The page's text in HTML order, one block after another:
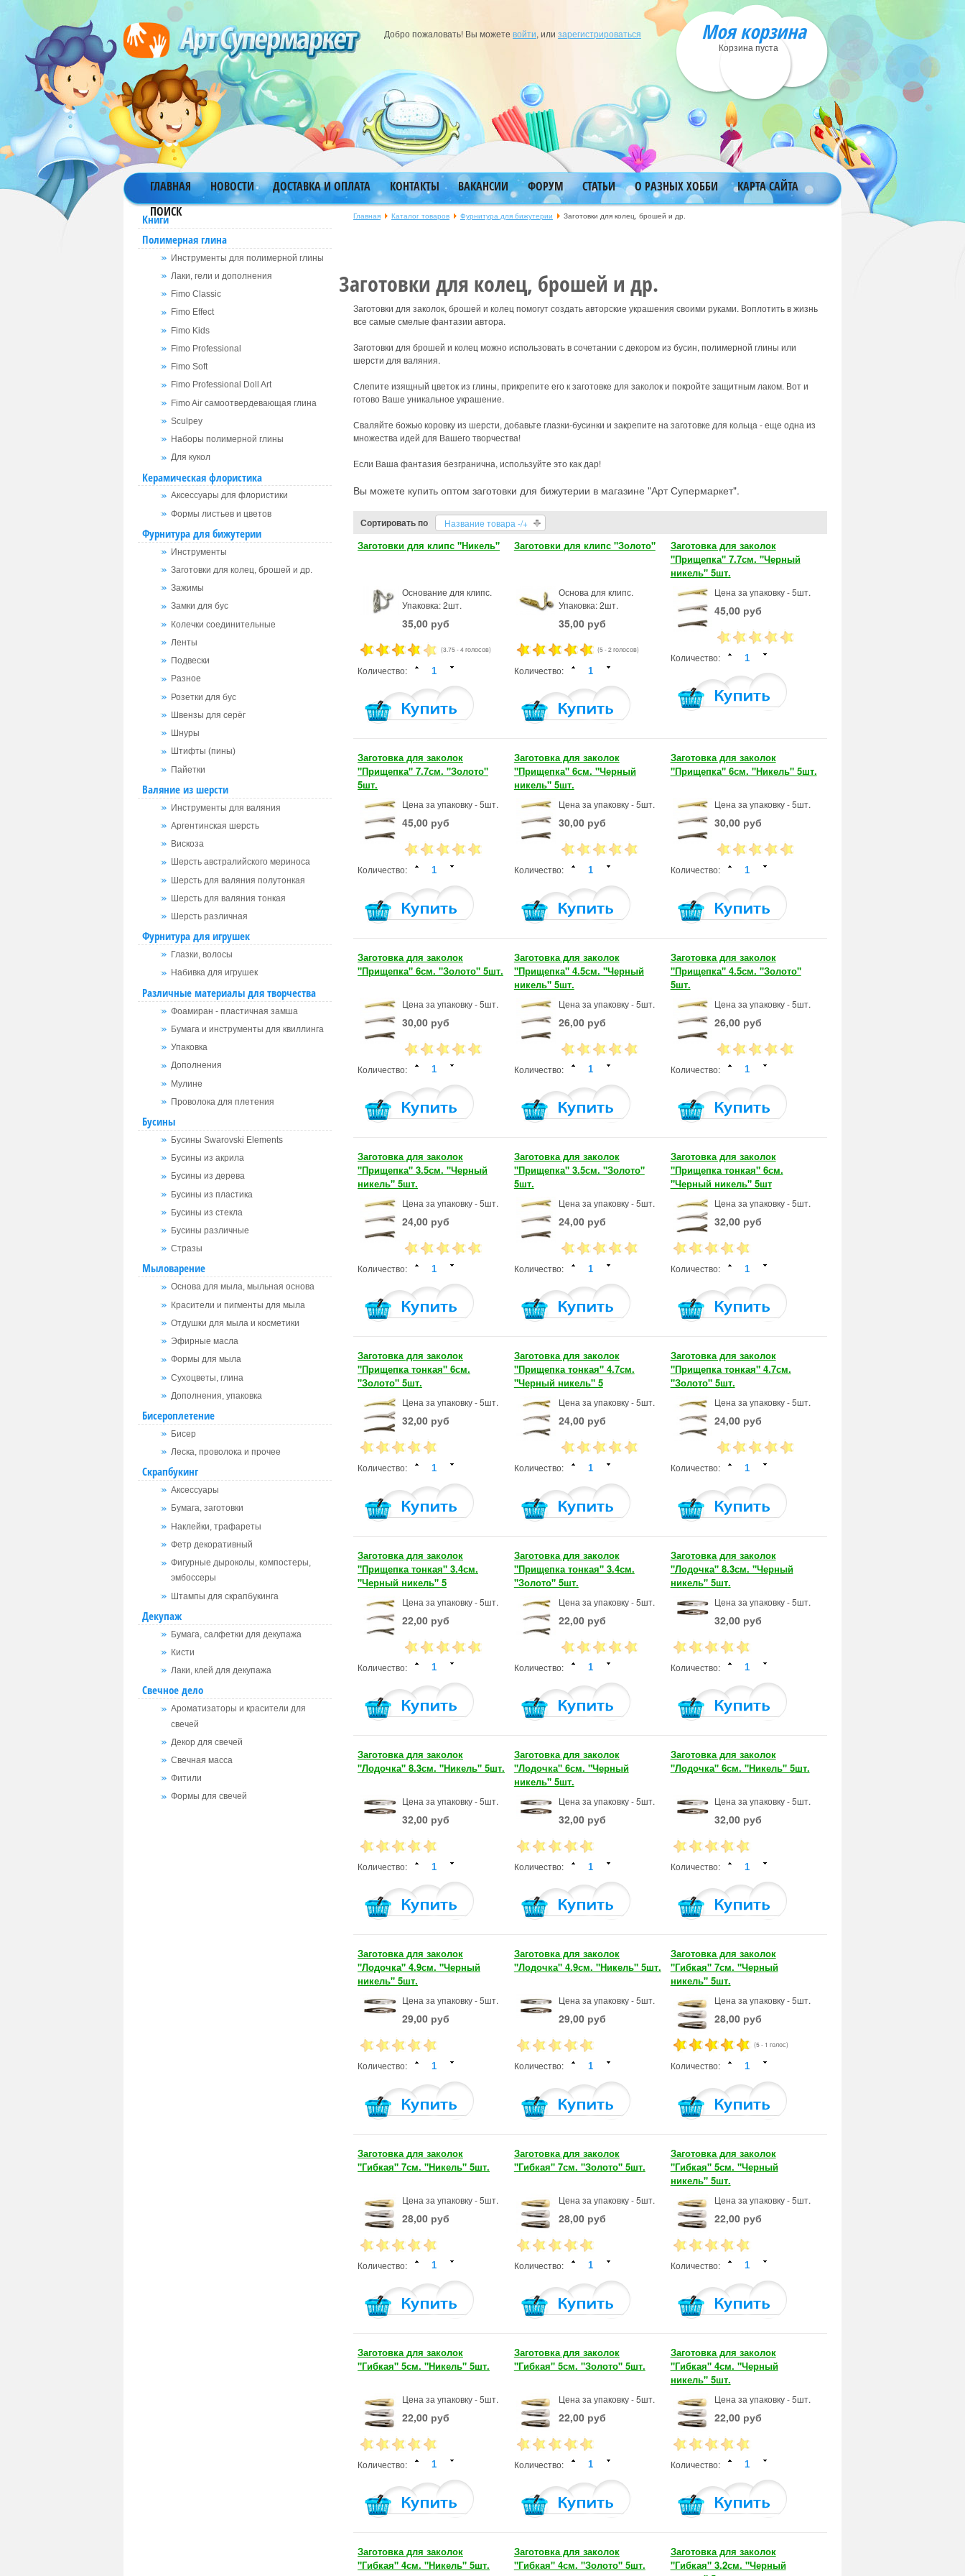
Добро пожаловать! Вы можете войти, или зарегистрироваться Моя корзина
Корзина пуста
ГЛАВНАЯ НОВОСТИ ДОСТАВКА И ОПЛАТА КОНТАКТЫ ВАКАНСИИ ФОРУМ СТАТЬИ О РАЗНЫХ ХОББИ
КАРТА САЙТА
ПОИСК
Книги
Полимерная глина
Инструменты для полимерной глины
Лаки, гели и дополнения
Fimo Classic
Fimo Effect
Fimo Kids
Fimo Professional
Fimo Soft
Fimo Professional Doll Art
Fimo Air самоотвердевающая глина
Sculpey
Наборы полимерной глины
Для кукол
Керамическая флористика
Аксессуары для флористики
Формы листьев и цветов
Фурнитура для бижутерии
Инструменты
Заготовки для колец, брошей и др.
Зажимы
Замки для бус
Колечки соединительные
Ленты
Подвески
Разное
Розетки для бус
Швензы для серёг
Шнуры
Штифты (пины)
Пайетки
Валяние из шерсти
Инструменты для валяния
Аргентинская шерсть
Вискоза
Шерсть австралийского мериноса
Шерсть для валяния полутонкая
Шерсть для валяния тонкая
Шерсть различная
Фурнитура для игрушек
Глазки, волосы
Набивка для игрушек
Различные материалы для творчества
Фоамиран - пластичная замша
Бумага и инструменты для квиллинга
Упаковка
Дополнения
Мулине
Проволока для плетения
Бусины
Бусины Swarovski Elements
Бусины из акрила
Бусины из дерева
Бусины из пластика
Бусины из стекла
Бусины различные
Стразы
Мыловарение
Основа для мыла, мыльная основа
Красители и пигменты для мыла
Отдушки для мыла и косметики
Эфирные масла
Формы для мыла
Сухоцветы, глина
Дополнения, упаковка
Бисероплетение
Бисер
Леска, проволока и прочее
Скрапбукинг
Аксессуары
Бумага, заготовки
Наклейки, трафареты
Фетр декоративный
Фигурные дыроколы, компостеры,
эмбоссеры
Штампы для скрапбукинга
Декупаж
Бумага, салфетки для декупажа
Кисти
Лаки, клей для декупажа
Свечное дело
Ароматизаторы и красители для
свечей
Декор для свечей
Свечная масса
Фитили
Формы для свечей
Главная Каталог товаров Фурнитура для бижутерии Заготовки для колец, брошей и др.
Заготовки для колец, брошей и др.
Заготовки для заколок, брошей и колец помогут создать авторские украшения своими руками. Воплотить в жизнь
все самые смелые фантазии автора.
Заготовки для брошей и колец можно использовать в сочетании с декором из бусин, полимерной глины или
шерсти для валяния.
Слепите изящный цветок из глины, прикрепите его к заготовке для заколок и покройте защитным лаком. Вот и
готово Ваше уникальное украшение.
Сваляйте божью коровку из шерсти, добавьте глазки-бусинки и закрепите на заготовке для кольца - еще одна из
множества идей для Вашего творчества!
Если Ваша фантазия безгранична, используйте это как дар!
Вы можете купить оптом заготовки для бижутерии в магазине "Арт Супермаркет".
Сортировать по Название товара -/+
Заготовки для клипс "Никель"
Основание для клипс.
Упаковка: 2шт.
35,00 руб
(3.75 - 4 голосов)
Количество:
Заготовки для клипс "Золото"
Основа для клипс.
Упаковка: 2шт.
35,00 руб
(5 - 2 голосов)
Количество:
Заготовка для заколок
"Прищепка" 7.7см. "Черный
никель" 5шт.
Цена за упаковку - 5шт.
45,00 руб
Количество:
Заготовка для заколок
"Прищепка" 7.7см. "Золото"
5шт.
Цена за упаковку - 5шт.
45,00 руб
Количество:
Заготовка для заколок
"Прищепка" 6см. "Черный
никель" 5шт.
Цена за упаковку - 5шт.
30,00 руб
Количество:
Заготовка для заколок
"Прищепка" 6см. "Никель" 5шт.
Цена за упаковку - 5шт.
30,00 руб
Количество:
Заготовка для заколок
"Прищепка" 6см. "Золото" 5шт.
Цена за упаковку - 5шт.
30,00 руб
Количество:
Заготовка для заколок
"Прищепка" 4.5см. "Черный
никель" 5шт.
Цена за упаковку - 5шт.
26,00 руб
Количество:
Заготовка для заколок
"Прищепка" 4.5см. "Золото"
5шт.
Цена за упаковку - 5шт.
26,00 руб
Количество:
Заготовка для заколок
"Прищепка" 3.5см. "Черный
никель" 5шт.
Цена за упаковку - 5шт.
24,00 руб
Количество:
Заготовка для заколок
"Прищепка" 3.5см. "Золото"
5шт.
Цена за упаковку - 5шт.
24,00 руб
Количество:
Заготовка для заколок
"Прищепка тонкая" 6см.
"Черный никель" 5шт
Цена за упаковку - 5шт.
32,00 руб
Количество:
Заготовка для заколок
"Прищепка тонкая" 6см.
"Золото" 5шт.
Цена за упаковку - 5шт.
32,00 руб
Количество:
Заготовка для заколок
"Прищепка тонкая" 4.7см.
"Черный никель" 5
Цена за упаковку - 5шт.
24,00 руб
Количество:
Заготовка для заколок
"Прищепка тонкая" 4.7см.
"Золото" 5шт.
Цена за упаковку - 5шт.
24,00 руб
Количество:
Заготовка для заколок
"Прищепка тонкая" 3.4см.
"Черный никель" 5
Цена за упаковку - 5шт.
22,00 руб
Количество:
Заготовка для заколок
"Прищепка тонкая" 3.4см.
"Золото" 5шт.
Цена за упаковку - 5шт.
22,00 руб
Количество:
Заготовка для заколок
"Лодочка" 8.3см. "Черный
никель" 5шт.
Цена за упаковку - 5шт.
32,00 руб
Количество:
Заготовка для заколок
"Лодочка" 8.3см. "Никель" 5шт.
Цена за упаковку - 5шт.
32,00 руб
Количество:
Заготовка для заколок
"Лодочка" 6см. "Черный
никель" 5шт.
Цена за упаковку - 5шт.
32,00 руб
Количество:
Заготовка для заколок
"Лодочка" 6см. "Никель" 5шт.
Цена за упаковку - 5шт.
32,00 руб
Количество:
Заготовка для заколок
"Лодочка" 4.9см. "Черный
никель" 5шт.
Цена за упаковку - 5шт.
29,00 руб
Количество:
Заготовка для заколок
"Лодочка" 4.9см. "Никель" 5шт.
Цена за упаковку - 5шт.
29,00 руб
Количество:
Заготовка для заколок
"Гибкая" 7см. "Черный
никель" 5шт.
Цена за упаковку - 5шт.
28,00 руб
(5 - 1 голос)
Количество:
Заготовка для заколок
"Гибкая" 7см. "Никель" 5шт.
Цена за упаковку - 5шт.
28,00 руб
Количество:
Заготовка для заколок
"Гибкая" 7см. "Золото" 5шт.
Цена за упаковку - 5шт.
28,00 руб
Количество:
Заготовка для заколок
"Гибкая" 5см. "Черный
никель" 5шт.
Цена за упаковку - 5шт.
22,00 руб
Количество:
Заготовка для заколок
"Гибкая" 5см. "Никель" 5шт.
Цена за упаковку - 5шт.
22,00 руб
Количество:
Заготовка для заколок
"Гибкая" 5см. "Золото" 5шт.
Цена за упаковку - 5шт.
22,00 руб
Количество:
Заготовка для заколок
"Гибкая" 4см. "Черный
никель" 5шт.
Цена за упаковку - 5шт.
22,00 руб
Количество:
Заготовка для заколок
"Гибкая" 4см. "Никель" 5шт.
Заготовка для заколок
"Гибкая" 4см. "Золото" 5шт.
Заготовка для заколок
"Гибкая" 3.2см. "Черный